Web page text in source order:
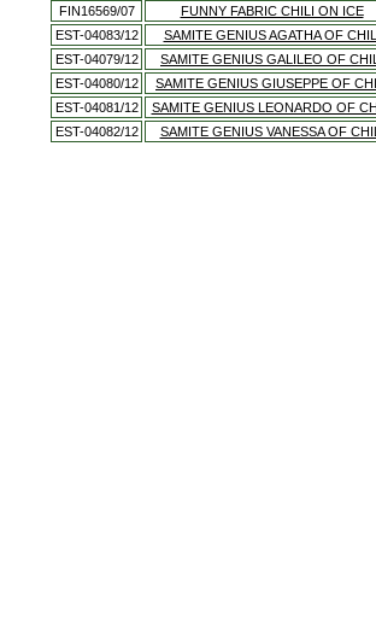
FIN16569/07 FUNNY FABRIC CHILI ON ICE
EST-04083/12
SAMITE GENIUS AGATHA OF
EST-04079/12
SAMITE GENIUS GALILEO OF
EST-04080/12
SAMITE GENIUS GIUSEPPE OF
EST-04081/12
SAMITE GENIUS LEONARDO OF
EST-04082/12
SAMITE GENIUS VANESSA OF